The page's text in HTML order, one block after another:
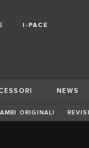
I-PACE
NEWS
ORIGINALI